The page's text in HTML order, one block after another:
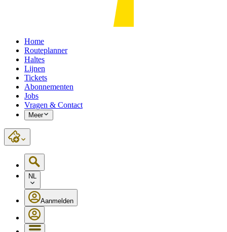
Home
Routeplanner
Haltes
Lijnen
Tickets
Abonnementen
Jobs
Vragen & Contact
Meer
NL
Aanmelden